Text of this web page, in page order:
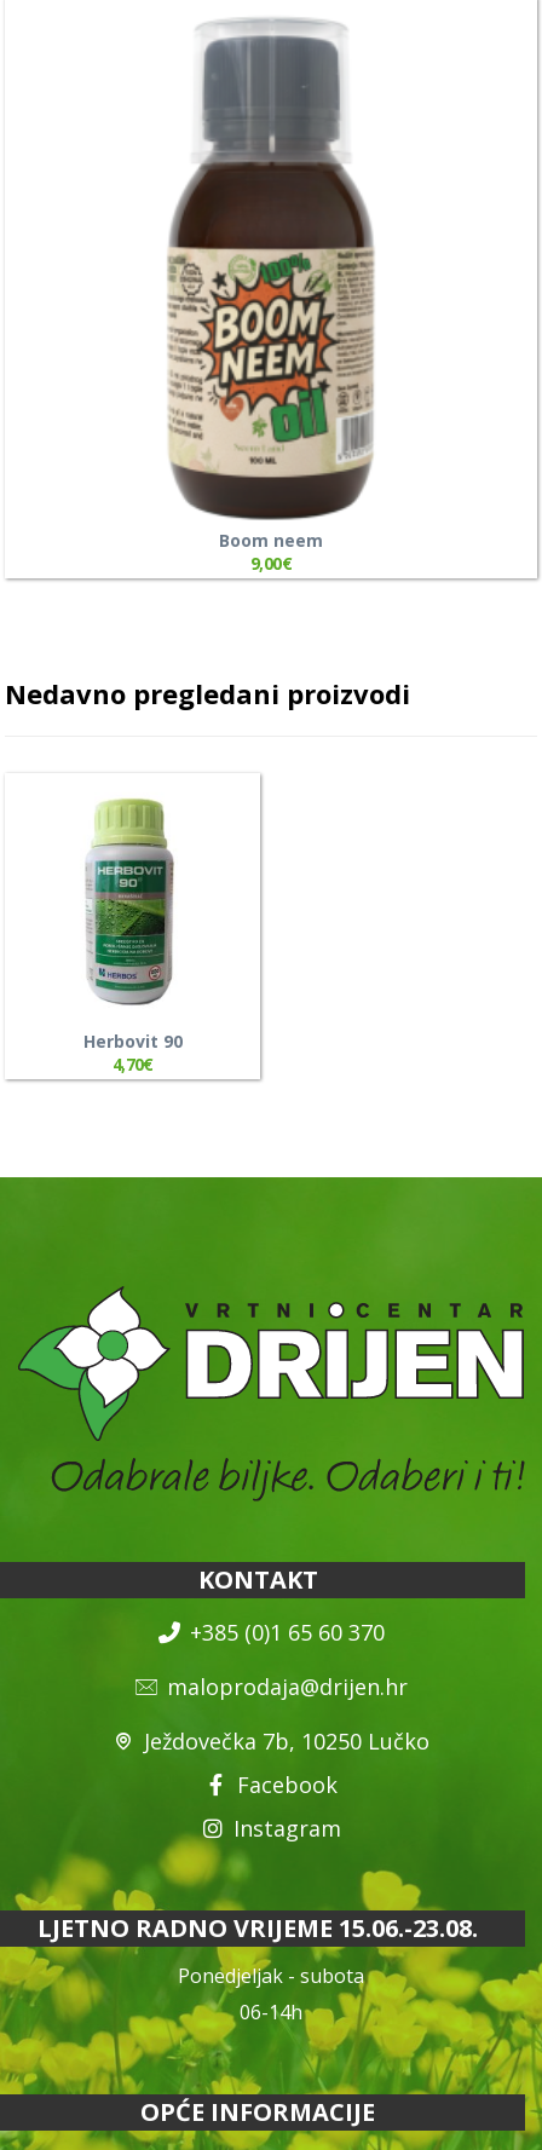
Boom neem
9,00€
Nedavno pregledani proizvodi
Herbovit 90
4,70€
KONTAKT
+385 (0)1 65 60 370
maloprodaja@drijen.hr
Ježdovečka 7b, 10250 Lučko
Facebook
Instagram
LJETNO RADNO VRIJEME 15.06.-23.08.
Ponedjeljak - subota
06-14h
OPĆE INFORMACIJE